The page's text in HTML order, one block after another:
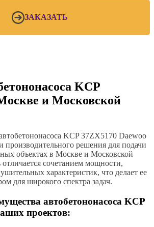
ЗАКАЗАТЬ
KCP
и Московской
KCP 37ZX5170 Daewoo
производительного решения для подачи
объектах в Москве и Московской
сочетанием мощности,
характеристик, что делает ее
для широкого спектра задач.
автобетононасоса KCP
проектов: